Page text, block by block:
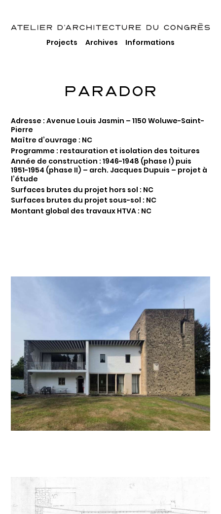
Projects Archives Informations
PARADOR
Adresse : Avenue Louis Jasmin – 1150 Woluwe-Saint-
Pierre
Maître d’ouvrage : NC
Programme : restauration et isolation des toitures
Année de construction : 1946-1948 (phase I) puis
1951-1954 (phase II) – arch. Jacques Dupuis – projet à
l’étude
Surfaces brutes du projet hors sol : NC
Surfaces brutes du projet sous-sol : NC
Montant global des travaux HTVA : NC